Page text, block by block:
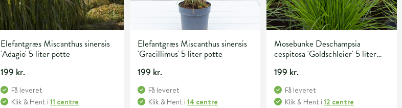
Elefantgræs Miscanthus sinensis
'Adagio' 5 liter potte
199 kr.
Få leveret
Klik & Hent i11 centre
Elefantgræs Miscanthus sinensis
'Gracillimus' 5 liter potte
199 kr.
Få leveret
Klik & Hent i 14 centre
Mosebunke Deschampsia
cespitosa 'Goldschleier' 5 liter
199 kr.
Få leveret
Klik & Hent i 12 centre